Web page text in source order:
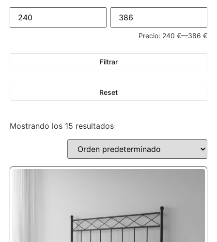
Precio: 240 €—386 €
Filtrar
Reset
Mostrando los 15 resultados